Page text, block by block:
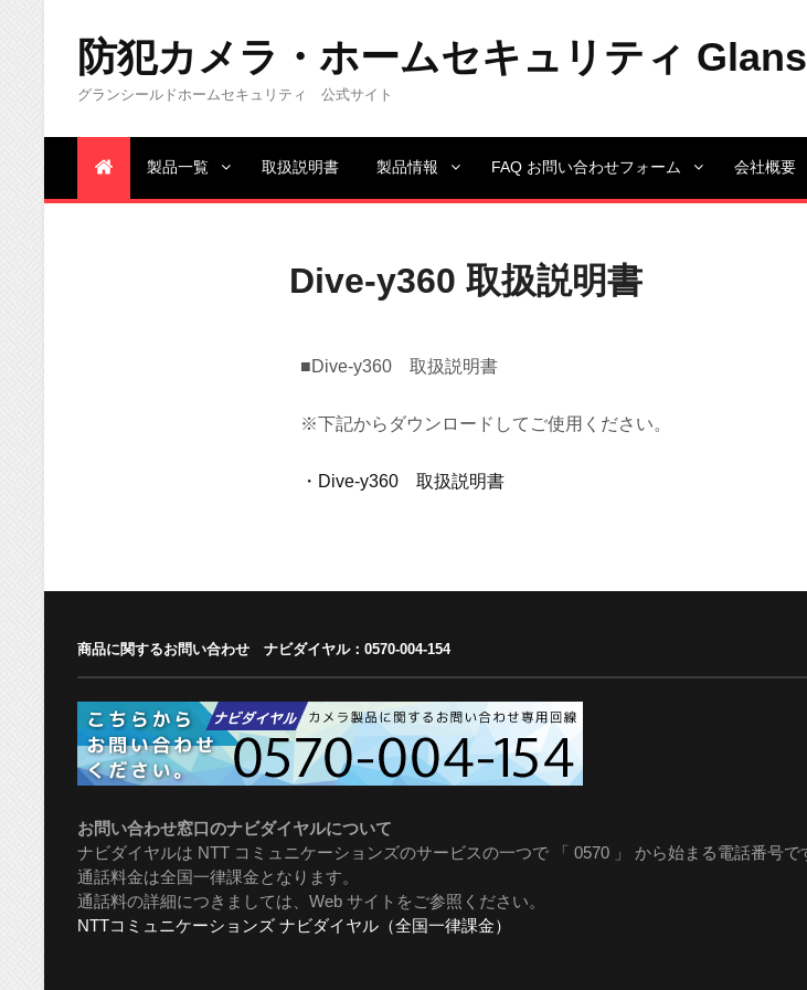
防犯カメラ・ホームセキュリティ
グランシールドホームセキュリティ 公式サイト
製品一覧 取扱説明書 製品情報 FAQ お問い合わせフォーム 会社概要
Dive-y360 取扱説明書
■Dive-y360 取扱説明書
※下記からダウンロードしてご使用ください。
・Dive-y360 取扱説明書
商品に関するお問い合わせ ナビダイヤル：0570-004-154
お問い合わせ窓口のナビダイヤルについて
ナビダイヤルは NTT コミュニケーションズのサービスの一つで 「 0570 」 から始まる電話番号で
通話料金は全国一律課金となります。
通話料の詳細につきましては、Web サイトをご参照ください。
NTTコミュニケーションズ ナビダイヤル（全国一律課金）